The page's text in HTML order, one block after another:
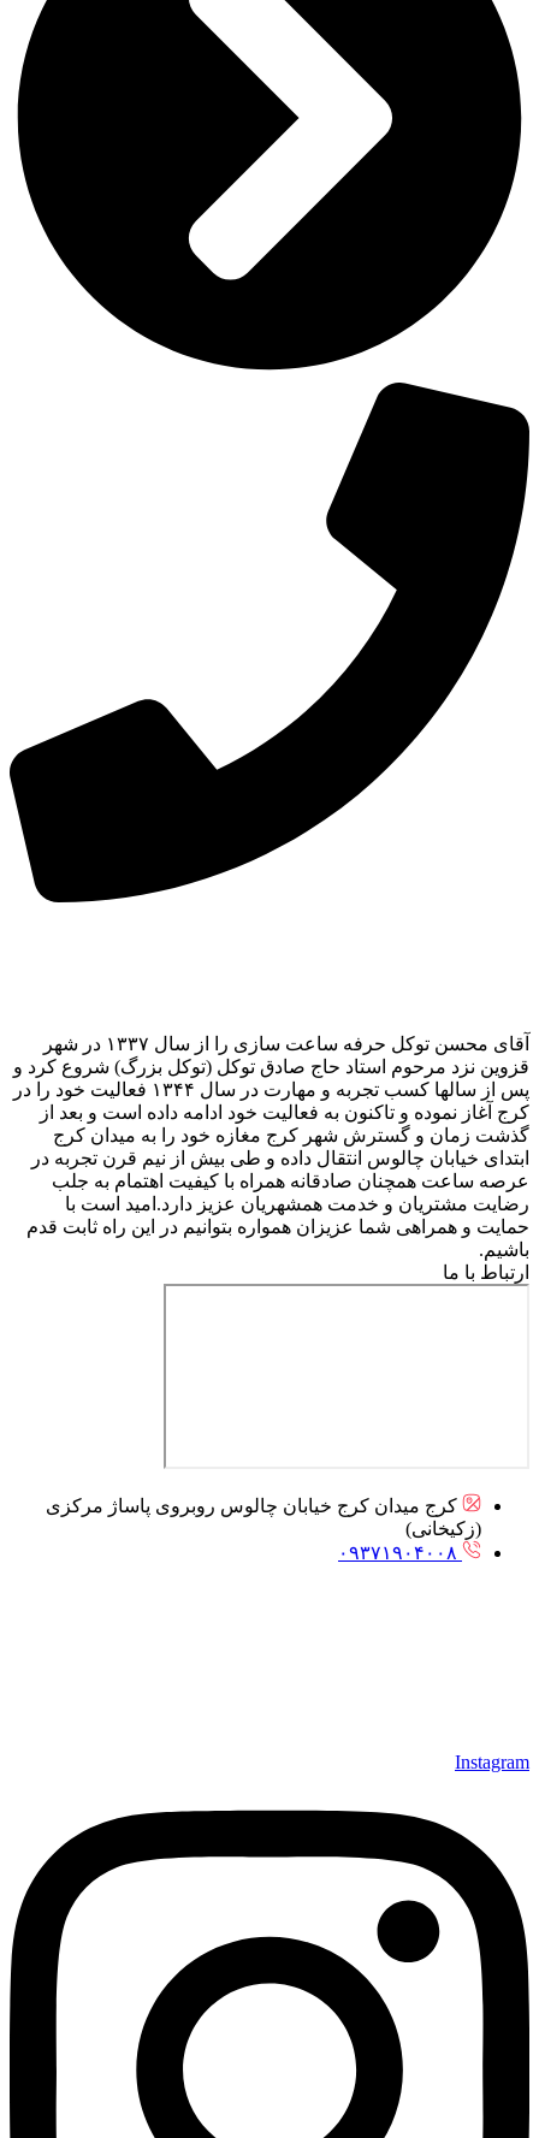
آقای محسن توکل حرفه ساعت سازی را از سال ۱۳۳۷ در شهر
قزوین نزد مرحوم استاد حاج صادق توکل (توکل بزرگ) شروع کرد و
پس از سالها کسب تجربه و مهارت در سال ۱۳۴۴ فعالیت خود را در
کرج آغاز نموده و تاکنون به فعالیت خود ادامه داده است و بعد از
گذشت زمان و گسترش شهر کرج مغازه خود را به میدان کرج
ابتدای خیابان چالوس انتقال داده و طی بیش از نیم قرن تجربه در
عرصه ساعت همچنان صادقانه همراه با کیفیت اهتمام به جلب
رضایت مشتریان و خدمت همشهریان عزیز دارد.امید است با
حمایت و همراهی شما عزیزان همواره بتوانیم در این راه ثابت قدم
باشیم.
ارتباط با ما
کرج میدان کرج خیابان چالوس روبروی پاساژ مرکزی
(زکیخانی)
۰۹۳۷۱۹۰۴۰۰۸
Instagram